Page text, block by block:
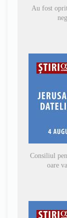
Au fost
Consiliul
oare